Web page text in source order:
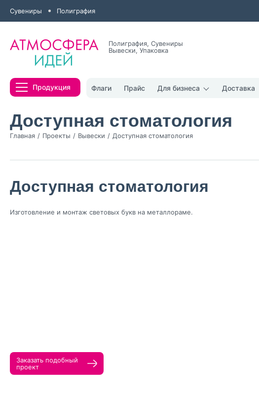
Сувениры Полиграфия
Полиграфия, Сувениры
Вывески, Упаковка
Продукция Флаги Прайс Для бизнеса Доставка
Доступная стоматология
Главная Проекты Вывески Доступная стоматология
Доступная стоматология
Изготовление и монтаж световых букв на металлораме.
Заказать подобный
проект
Нажимая на кнопку, я
Оставить
заявку